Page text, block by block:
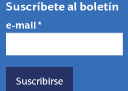
Suscríbete al boletín
e-mail *